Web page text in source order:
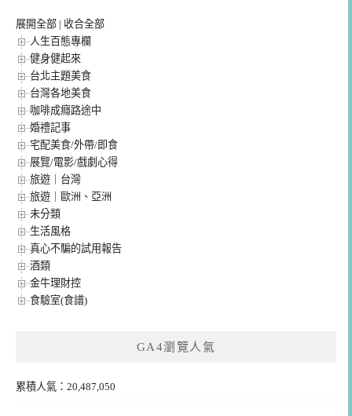
展開全部 | 收合全部
人生百態專欄
健身健起來
台北主題美食
台灣各地美食
咖啡成癮路途中
婚禮記事
宅配美食/外帶/即食
展覽/電影/戲劇心得
旅遊｜台灣
旅遊｜歐洲、亞洲
未分類
生活風格
真心不騙的試用報告
酒類
金牛理財控
食驗室(食譜)
GA4瀏覽人氣
累積人氣：20,487,050